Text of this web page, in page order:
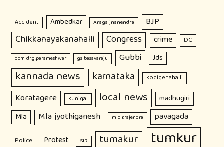
Accident Ambedkar Araga jnanendra BJP
Chikkanayakanahalli Congress crime DC
dcm dr.g.parameshwar gs basavaraju Gubbi Jds
kannada news karnataka kodigenahalli
Koratagere kunigal local news madhugiri
Mla Mla jyothiganesh mlc r.rajendra pavagada
Police Protest SIR tumakur tumkur